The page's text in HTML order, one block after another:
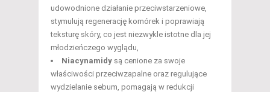
udowodnione działanie przeciwstarzeniowe,
stymulują regenerację komórek i poprawiają
teksturę skóry, co jest niezwykle istotne dla jej
młodzieńczego wyglądu,
Niacynamidy są cenione za swoje
właściwości przeciwzapalne oraz regulujące
wydzielanie sebum, pomagają w redukcji